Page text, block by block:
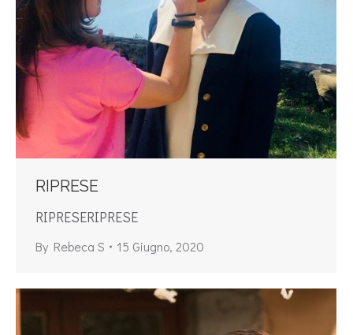
RIPRESE
RIPRESERIPRESE
By Rebeca S 15 Giugno, 2020